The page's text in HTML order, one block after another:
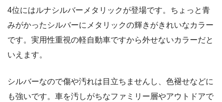
4位にはルナシルバーメタリックが登場です。ちょっと青
みがかったシルバーにメタリックの輝きがきれいなカラー
です。実用性重視の軽自動車ですから外せないカラーだと
いえます。
シルバーなので傷や汚れは目立ちませんし、色褪せなどに
も強いです。車を汚しがちなファミリー層やアウトドアで